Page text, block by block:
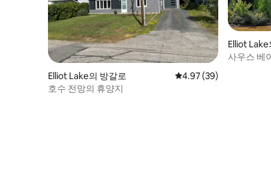
Elliot Lake의 방갈로 평점 4.97점(5점 만점),
4.97 (39)
호수 전망의 휴양지
Elliot Lake
사우스 베